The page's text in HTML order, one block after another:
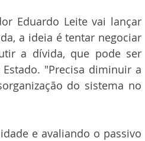
Eduardo Leite vai lançar
a ideia é tentar negociar
a dívida, que pode ser
"Precisa diminuir a
do sistema no
e avaliando o passivo